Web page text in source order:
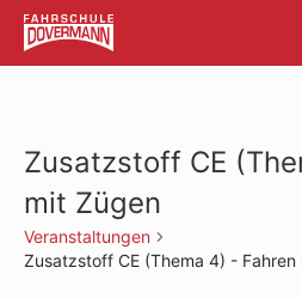
Zusatzstoff CE
mit Zügen
Veranstaltungen
Zusatzstoff CE (Thema 4) - Fahren